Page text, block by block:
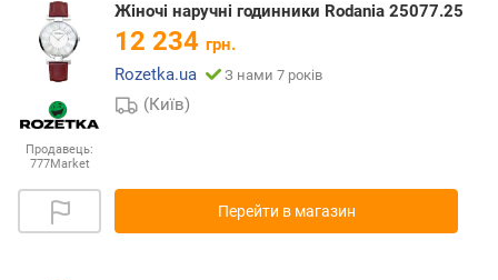
Продавець:
777Market
Жіночі наручні годинники Rodania 25077.25
12 234 грн.
Rozetka.ua
З нами 7 років
(Київ)
Перейти в магазин